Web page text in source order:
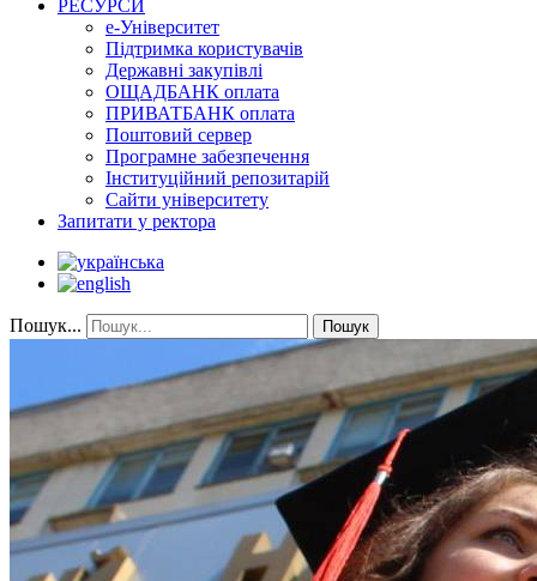
РЕСУРСИ
е-Університет
Підтримка користувачів
Державні закупівлі
ОЩАДБАНК оплата
ПРИВАТБАНК оплата
Поштовий сервер
Програмне забезпечення
Інституційний репозитарій
Сайти університету
Запитати у ректора
Пошук... Пошук